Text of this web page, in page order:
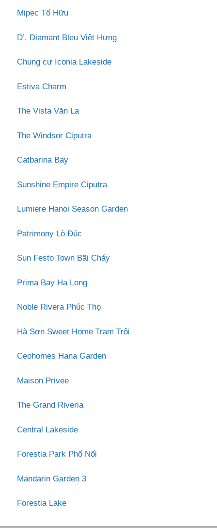
Mipec Tố Hữu
D’. Diamant Bleu Việt Hưng
Chung cư Iconia Lakeside
Estiva Charm
The Vista Văn La
The Windsor Ciputra
Catbarina Bay
Sunshine Empire Ciputra
Lumiere Hanoi Season Garden
Patrimony Lò Đúc
Sun Festo Town Bãi Cháy
Prima Bay Hạ Long
Noble Rivera Phúc Thọ
Hà Sơn Sweet Home Trạm Trôi
Ceohomes Hana Garden
Maison Privee
The Grand Riveria
Central Lakeside
Forestia Park Phố Nối
Mandarin Garden 3
Forestia Lake